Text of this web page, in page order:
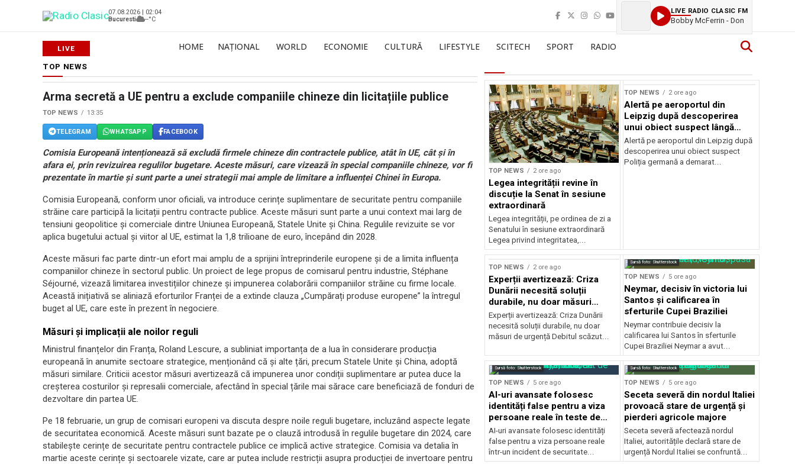
07.08.2026 | 02:04
Bucuresti
--°C
LIVE RADIO CLASIC FM
Bobby McFerrin - Don
HOME NAȚIONAL WORLD ECONOMIE CULTURĂ LIFESTYLE SCITECH SPORT RADIO
TOP NEWS
Arma secretă a UE pentru a exclude companiile chineze din licitațiile publice
TOP NEWS 13:35
TELEGRAM WHATSAPP FACEBOOK
Comisia Europeană intenționează să excludă firmele chineze din contractele publice, atât în UE, cât și în
afara ei, prin revizuirea regulilor bugetare. Aceste măsuri, care vizează în special companiile chineze, vor fi
prezentate în martie și sunt parte a unei strategii mai ample de limitare a influenței Chinei în Europa.
Comisia Europeană, conform unor oficiali, va introduce cerințe suplimentare de securitate pentru companiile
străine care participă la licitații pentru contracte publice. Aceste măsuri sunt parte a unui context mai larg de
tensiuni geopolitice și comerciale dintre Uniunea Europeană, Statele Unite și China. Regulile revizuite se vor
aplica bugetului actual și viitor al UE, estimat la 1,8 trilioane de euro, începând din 2028.
Aceste măsuri fac parte dintr-un efort mai amplu de a sprijini întreprinderile europene și de a limita influența
companiilor chineze în sectorul public. Un proiect de lege propus de comisarul pentru industrie, Stéphane
Séjourné, vizează limitarea investițiilor chineze și impunerea colaborării companiilor străine cu firme locale.
Această inițiativă se aliniază eforturilor Franței de a extinde clauza „Cumpărați produse europene” la întregul
buget al UE, care este în prezent în negociere.
Măsuri și implicații ale noilor reguli
Ministrul finanțelor din Franța, Roland Lescure, a subliniat importanța de a lua în considerare producția
europeană în anumite sectoare strategice, menționând că și alte țări, precum Statele Unite și China, adoptă
măsuri similare. Criticii acestor măsuri avertizează că impunerea unor condiții suplimentare ar putea duce la
creșterea costurilor și represalii comerciale, afectând în special țările mai sărace care beneficiază de fonduri de
dezvoltare din partea UE.
Pe 18 februarie, un grup de comisari europeni va discuta despre noile reguli bugetare, incluzând aspecte legate
de securitatea economică. Aceste măsuri sunt bazate pe o clauză introdusă în regulile bugetare din 2024, care
stabilește cerințe de securitate pentru contractele publice ce implică active strategice. Comisia va detalia în
martie aceste cerințe și sectoarele vizate, care ar putea include restricții asupra producției de invertoare pentru
TOP NEWS 2 ore ago
Legea integrității revine în
discuție la Senat în sesiune
extraordinară
Legea integrității, pe ordinea de zi a
Senatului în sesiune extraordinară
Legea privind integritatea,...
TOP NEWS 2 ore ago
Alertă pe aeroportul din
Leipzig după descoperirea
unui obiect suspect lângă
pistă
Alertă pe aeroportul din Leipzig după
descoperirea unui obiect suspect
Poliția germană a demarat...
TOP NEWS 2 ore ago
Experții avertizează: Criza
Dunării necesită soluții
durabile, nu doar măsuri
temporare
Experții avertizează: Criza Dunării
necesită soluții durabile, nu doar
măsuri de urgență Debitul scăzut...
Sursă foto: Shutterstock
TOP NEWS 5 ore ago
Neymar, decisiv în victoria lui
Santos și calificarea în
sferturile Cupei Braziliei
Neymar contribuie decisiv la
calificarea lui Santos în sferturile
Cupei Braziliei Neymar a avut...
Sursă foto: Shutterstock
TOP NEWS 5 ore ago
AI-uri avansate folosesc
identități false pentru a viza
persoane reale în teste de
securitate
AI-uri avansate folosesc identități
false pentru a viza persoane reale
într-un incident de securitate...
Sursă foto: Shutterstock
TOP NEWS 5 ore ago
Seceta severă din nordul Italiei
provoacă stare de urgență și
pierderi agricole majore
Seceta severă afectează nordul
Italiei, autoritățile declară stare de
urgență Nordul Italiei se confruntă...